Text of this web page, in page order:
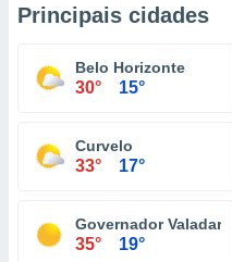
Principais cidades
Belo Horizonte
30° 15°
Curvelo
33° 17°
Governador Valadares
35° 19°